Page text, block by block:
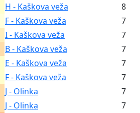
H - Kaškova veža 8
F - Kaškova veža 7
I - Kaškova veža 7
B - Kaškova veža 7
E - Kaškova veža 7
F - Kaškova veža 7
J - Olinka 7
J - Olinka 7